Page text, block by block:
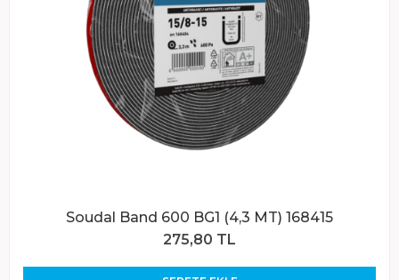
Soudal Band 600 BG1 (4,3 MT) 168415
275,80 TL